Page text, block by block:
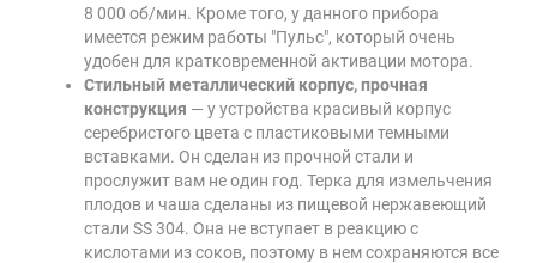
8 000 об/мин. Кроме того, у данного прибора
имеется режим работы "Пульс", который очень
удобен для кратковременной активации мотора.
Стильный металлический корпус, прочная
конструкция — у устройства красивый корпус
серебристого цвета с пластиковыми темными
вставками. Он сделан из прочной стали и
прослужит вам не один год. Терка для измельчения
плодов и чаша сделаны из пищевой нержавеющий
стали SS 304. Она не вступает в реакцию с
кислотами из соков, поэтому в нем сохраняются все